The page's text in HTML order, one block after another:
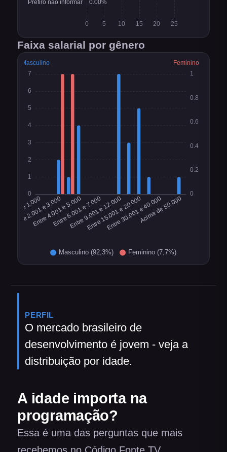
Faixa salarial por gênero
PERFIL
O mercado brasileiro de
desenvolvimento é jovem - veja a
distribuição por idade.
A idade importa na
programação?
Essa é uma das perguntas que mais